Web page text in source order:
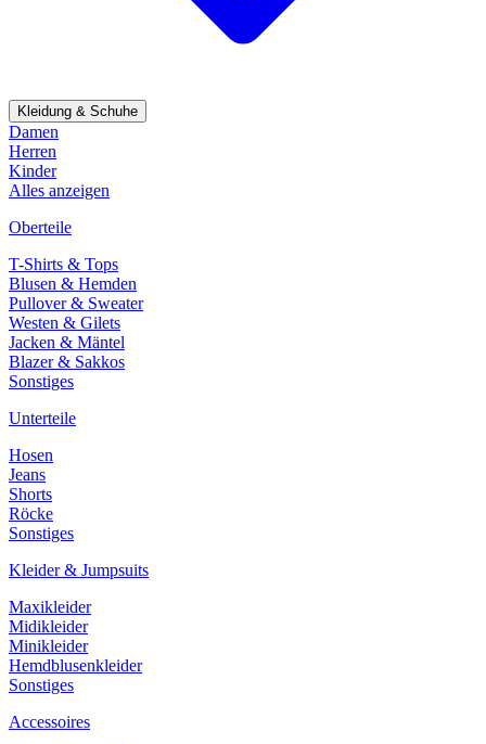
Kleidung & Schuhe
Damen
Herren
Kinder
Alles anzeigen
Oberteile
T-Shirts & Tops
Blusen & Hemden
Pullover & Sweater
Westen & Gilets
Jacken & Mäntel
Blazer & Sakkos
Sonstiges
Unterteile
Hosen
Jeans
Shorts
Röcke
Sonstiges
Kleider & Jumpsuits
Maxikleider
Midikleider
Minikleider
Hemdblusenkleider
Sonstiges
Accessoires